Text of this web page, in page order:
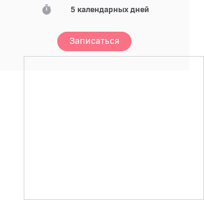
5 календарных дней
Записаться